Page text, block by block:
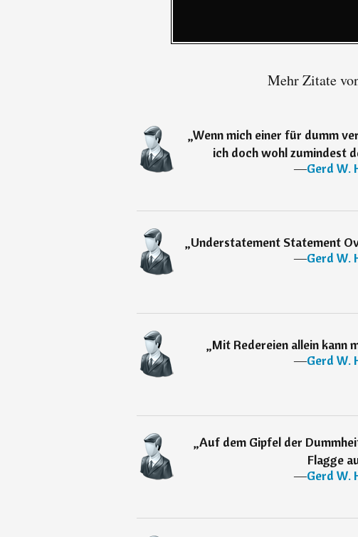
Mehr Zitate
„Wenn mich einer für dumm
ich doch wohl zumindest
―Gerd W.
„Understatement Statement
―Gerd W.
„Mit Redereien allein kann
―Gerd W.
„Auf dem Gipfel der
Flagge
―Gerd W.